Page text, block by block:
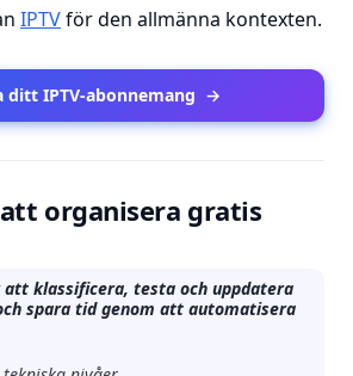
IPTVför den allmänna kontexten.
ditt IPTV-abonnemang →
organisera gratis
klassificera, testa och uppdatera
spara tid genom att automatisera